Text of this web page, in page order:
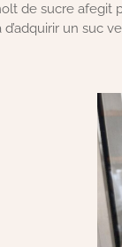
de sucre afegit
d’adquirir un suc